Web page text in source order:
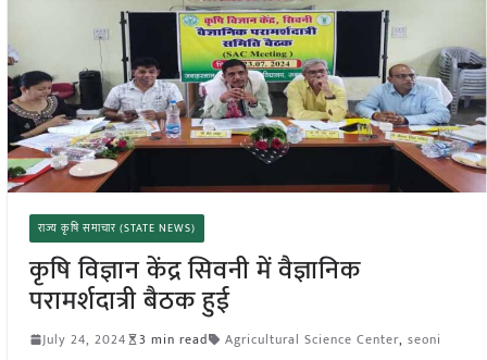
राज्य कृषि समाचार (STATE NEWS)
कृषि विज्ञान केंद्र सिवनी में वैज्ञानिक
परामर्शदात्री बैठक हुई
July 24, 2024 3 min read Agricultural Science Center, seoni